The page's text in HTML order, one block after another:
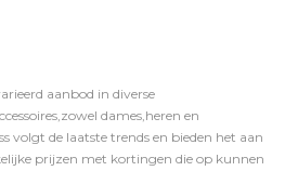
aanbod in diverse
dames,heren en
volgt de laatste trends en bieden het aan
prijzen met kortingen die op kunnen